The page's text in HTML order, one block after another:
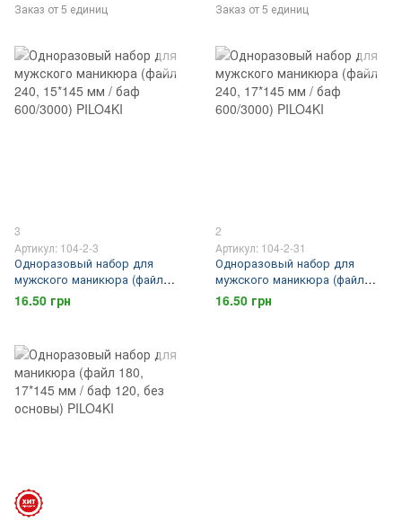
Заказ от 5 единиц Заказ от 5 единиц
3
Артикул: 104-2-3
Одноразовый набор для
мужского маникюра (файл
240, 15*145 мм / баф 600/3000)
PILO4KI
16.50 грн
2
Артикул: 104-2-31
Одноразовый набор для
мужского маникюра (файл
240, 17*145 мм / баф 600/3000)
PILO4KI
16.50 грн